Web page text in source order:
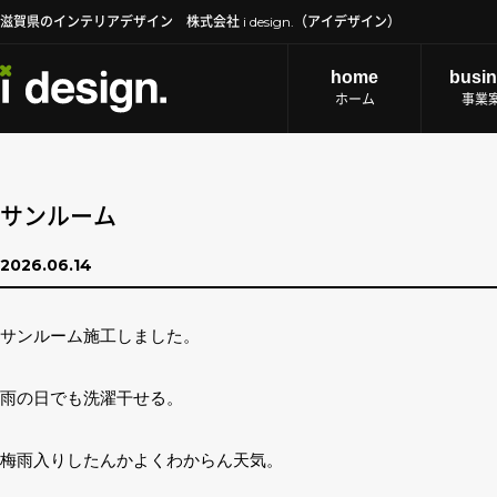
滋賀県のインテリアデザイン 株式会社 i design.（アイデザイン）
home
ホーム 事業
サンルーム
2026.06.14
サンルーム施工しました。
雨の日でも洗濯干せる。
梅雨入りしたんかよくわからん天気。